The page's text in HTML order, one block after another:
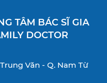
TÂM BÁC SĨ GIA
DOCTOR
Văn - Q. Nam Từ